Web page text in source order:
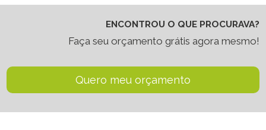
ENCONTROU O QUE PROCURAVA?
Faça seu orçamento grátis agora mesmo!
Quero meu orçamento